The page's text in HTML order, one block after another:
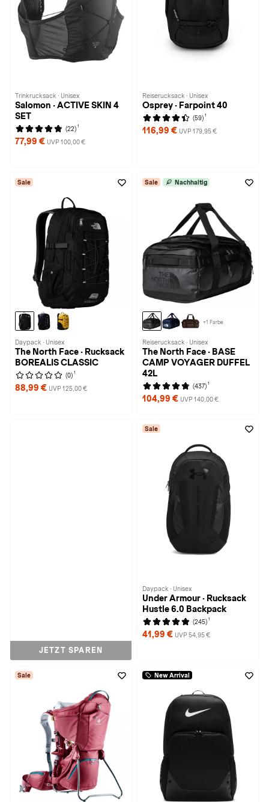
Trinkrucksack · Unisex
Salomon · ACTIVE SKIN 4
SET
(22) 1
77,99 € UVP 100,00 €
Reiserucksack · Unisex
Osprey · Farpoint 40
(59) 1
116,99 € UVP 179,95 €
Sale
Daypack · Unisex
The North Face · Rucksack
BOREALIS CLASSIC
(0) 1
88,99 € UVP 125,00 €
Sale Nachhaltig
+1 Farbe
Reiserucksack · Unisex
The North Face · BASE
CAMP VOYAGER DUFFEL
42L
(437) 1
104,99 € UVP 140,00 €
JETZT SPAREN
Sale
Daypack · Unisex
Under Armour · Rucksack
Hustle 6.0 Backpack
(245) 1
41,99 € UVP 54,95 €
Sale New Arrival